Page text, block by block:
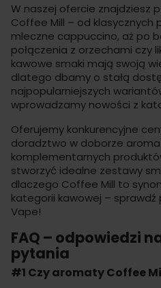
W naszej ofercie znajdziesz
Coffee Mill – od klasycznych
mleczne cappuccino, aż po
połączenia z orzechami czy
kawowe smaki mają swoją
dlatego dbamy o stałą
najpopularniejszych
wprowadzamy nowości z
Oferujemy konkurencyjne
doradztwo w doborze
komplementarnych
stworzyć idealne zestawy
dlaczego Coffee Mill to
kategorii kawowej – sprawdź
Vape!
FAQ – odpowiedzi
pytania
#1 Czy aromaty Coffee